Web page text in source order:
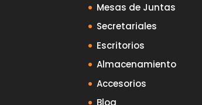
Mesas de Juntas
Secretariales
Escritorios
Almacenamiento
Accesorios
Blog